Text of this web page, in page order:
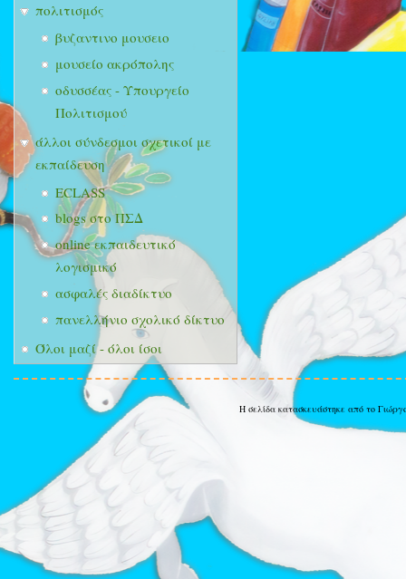
πολιτισμός
βυζαντινο μουσειο
μουσείο ακρόπολης
οδυσσέας - Υπουργείο
Πολιτισμού
άλλοι σύνδεσμοι σχετικοί με
εκπαίδευση
ECLASS
blogs στο ΠΣΔ
online εκπαιδευτικό
λογισμικό
ασφαλές διαδίκτυο
πανελλήνιο σχολικό δίκτυο
Όλοι μαζί - όλοι ίσοι
Η σελίδα κατασκευάστηκε από το